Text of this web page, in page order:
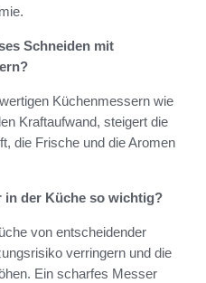
Schneiden mit
Küchenmessern wie
Kraftaufwand, steigert die
die Frische und die Aromen
in der Küche so wichtig?
von entscheidender
verringern und die
Ein scharfes Messer